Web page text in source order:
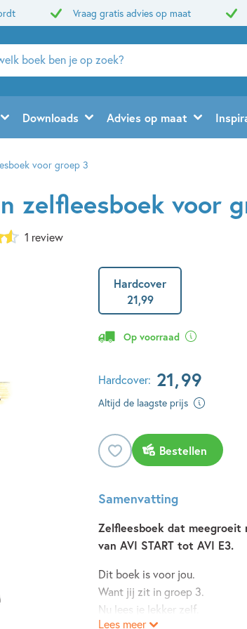
Vraag gratis advies op maat
Downloads Advies op maat
voor groep 3
zelfleesboek voor
1 review
Hardcover
21,99
Op voorraad
Hardcover: 21,99
Altijd de laagste prijs
Bestellen
Samenvatting
Zelfleesboek dat meegroeit
van AVI START tot AVI E3.
Dit boek is voor jou.
Want jij zit in groep 3.
Nu lees je lekker zelf.
Lees meer